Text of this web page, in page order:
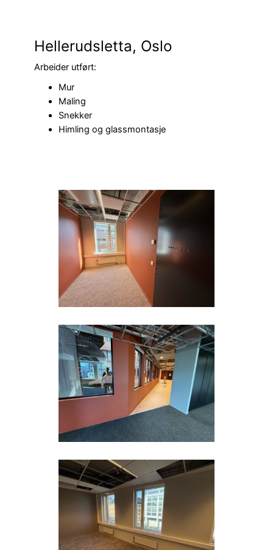
Hellerudsletta, Oslo
Arbeider utført:
Mur
Maling
Snekker
Himling og glassmontasje